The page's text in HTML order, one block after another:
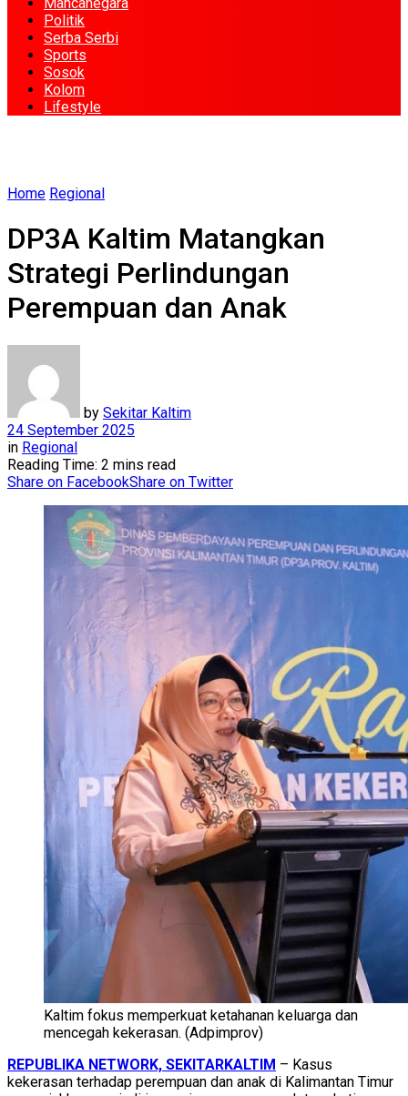
Politik
Serba Serbi
Sports
Sosok
Kolom
Lifestyle
Home Regional
DP3A Kaltim Matangkan
Strategi Perlindungan
Perempuan dan Anak
by Sekitar Kaltim
24 September 2025
in Regional
Reading Time: 2 mins read
Share on FacebookShare on Twitter
Kaltim fokus memperkuat ketahanan keluarga dan
mencegah kekerasan. (Adpimprov)
REPUBLIKA NETWORK, SEKITARKALTIM – Kasus
kekerasan terhadap perempuan dan anak di Kalimantan Timur